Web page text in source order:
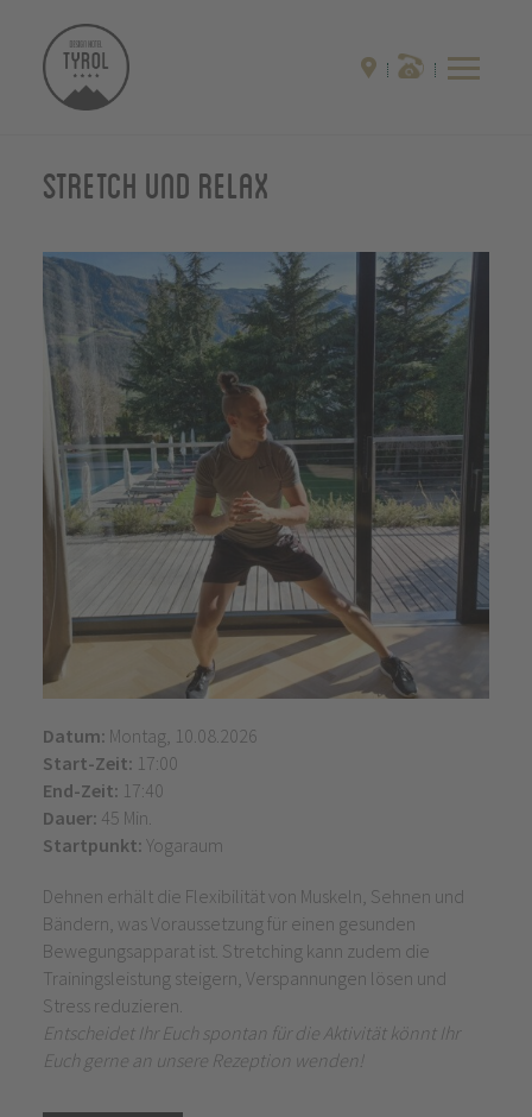
Stretch und Relax
Datum: Montag, 10.08.2026
Start-Zeit: 17:00
End-Zeit: 17:40
Dauer: 45 Min.
Startpunkt: Yogaraum
Dehnen erhält die Flexibilität von Muskeln, Sehnen und
Bändern, was Voraussetzung für einen gesunden
Bewegungsapparat ist. Stretching kann zudem die
Trainingsleistung steigern, Verspannungen lösen und
Stress reduzieren.
Entscheidet Ihr Euch spontan für die Aktivität könnt Ihr
Euch gerne an unsere Rezeption wenden!